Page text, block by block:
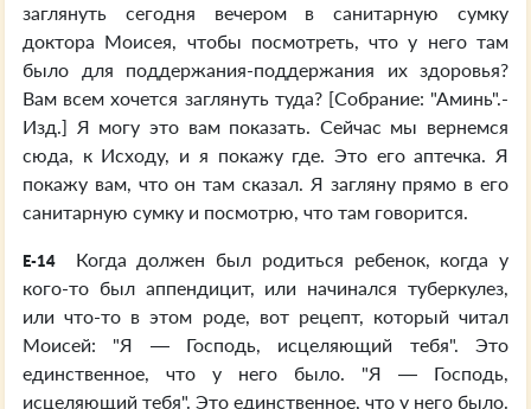
заглянуть сегодня вечером в санитарную сумку
доктора Моисея, чтобы посмотреть, что у него там
было для поддержания-поддержания их здоровья?
Вам всем хочется заглянуть туда? [Собрание: "Аминь".-
Изд.] Я могу это вам показать. Сейчас мы вернемся
сюда, к Исходу, и я покажу где. Это его аптечка. Я
покажу вам, что он там сказал. Я загляну прямо в его
санитарную сумку и посмотрю, что там говорится.
E-14
Когда должен был родиться ребенок, когда у
кого-то был аппендицит, или начинался туберкулез,
или что-то в этом роде, вот рецепт, который читал
Моисей: "Я — Господь, исцеляющий тебя". Это
единственное, что у него было. "Я — Господь,
исцеляющий тебя". Это единственное, что у него было.